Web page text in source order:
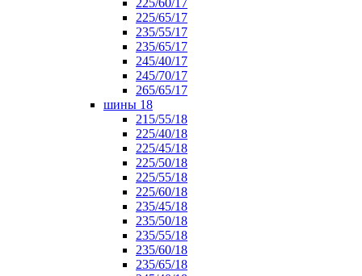
225/60/17
225/65/17
235/55/17
235/65/17
245/40/17
245/70/17
265/65/17
шины 18
215/55/18
225/40/18
225/45/18
225/50/18
225/55/18
225/60/18
235/45/18
235/50/18
235/55/18
235/60/18
235/65/18